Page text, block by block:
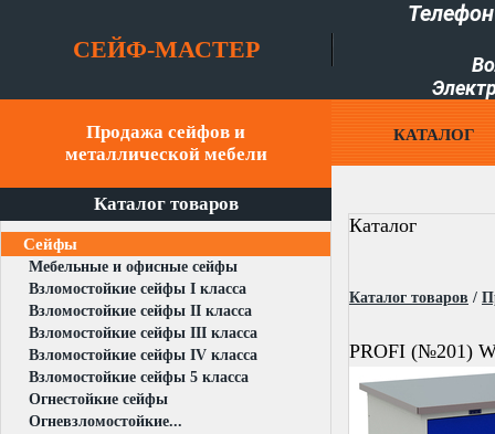
СЕЙФ-МАСТЕР
Продажа сейфов и
металлической мебели
Каталог товаров
Сейфы
Мебельные и офисные сейфы
Взломостойкие сейфы I класса
Взломостойкие сейфы II класса
Взломостойкие сейфы III класса
Взломостойкие сейфы IV класса
Взломостойкие сейфы 5 класса
Огнестойкие сейфы
Огневзломостойкие...
КАТАЛОГ
Каталог
Каталог товаров /
PROFI (№201)